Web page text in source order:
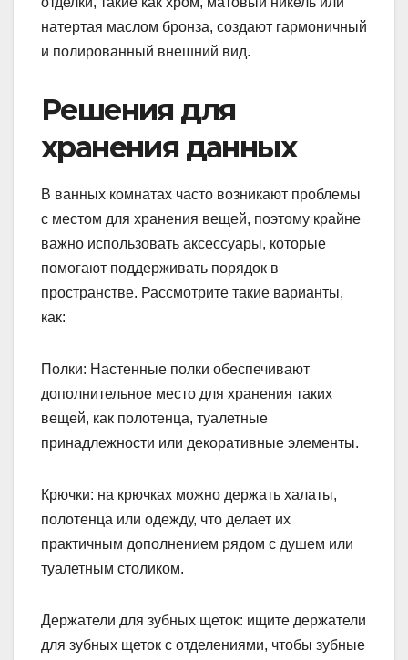
натертая маслом бронза, создают гармоничный
и полированный внешний вид.
Решения для
хранения данных
В ванных комнатах часто возникают проблемы
с местом для хранения вещей, поэтому крайне
важно использовать аксессуары, которые
помогают поддерживать порядок в
пространстве. Рассмотрите такие варианты,
как:
Полки: Настенные полки обеспечивают
дополнительное место для хранения таких
вещей, как полотенца, туалетные
принадлежности или декоративные элементы.
Крючки: на крючках можно держать халаты,
полотенца или одежду, что делает их
практичным дополнением рядом с душем или
туалетным столиком.
Держатели для зубных щеток: ищите держатели
для зубных щеток с отделениями, чтобы зубные